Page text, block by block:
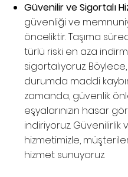
Güvenilir ve Sigortalı
güvenliği ve
önceliktir. Taşıma
türlü riski en aza
sigortalıyoruz.
durumda maddi
zamanda, güvenlik
eşyalarınızın hasar
indiriyoruz. Güvenilirlik
hizmetimizle,
hizmet sunuyoruz.